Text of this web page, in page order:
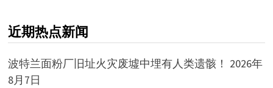
近期热点新闻
波特兰面粉厂旧址火灾废墟中埋有人类遗骸！ 2026年
8月7日